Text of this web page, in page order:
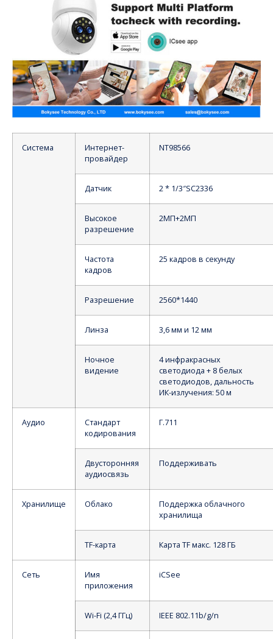
Система
Интернет-
провайдер
NT98566
Датчик 2 * 1/3″SC2336
Высокое
разрешение
2МП+2МП
Частота
кадров
25 кадров в секунду
Разрешение 2560*1440
Линза 3,6 мм и 12 мм
Ночное
видение
4 инфракрасных
светодиода + 8 белых
светодиодов, дальность
ИК-излучения: 50 м
Аудио
Стандарт
кодирования
Г.711
Двусторонняя
аудиосвязь
Поддерживать
Хранилище Облако
Поддержка облачного
хранилища
TF-карта Карта TF макс. 128 ГБ
Сеть
Имя
приложения
iCSee
Wi-Fi (2,4 ГГц) IEEE 802.11b/g/n